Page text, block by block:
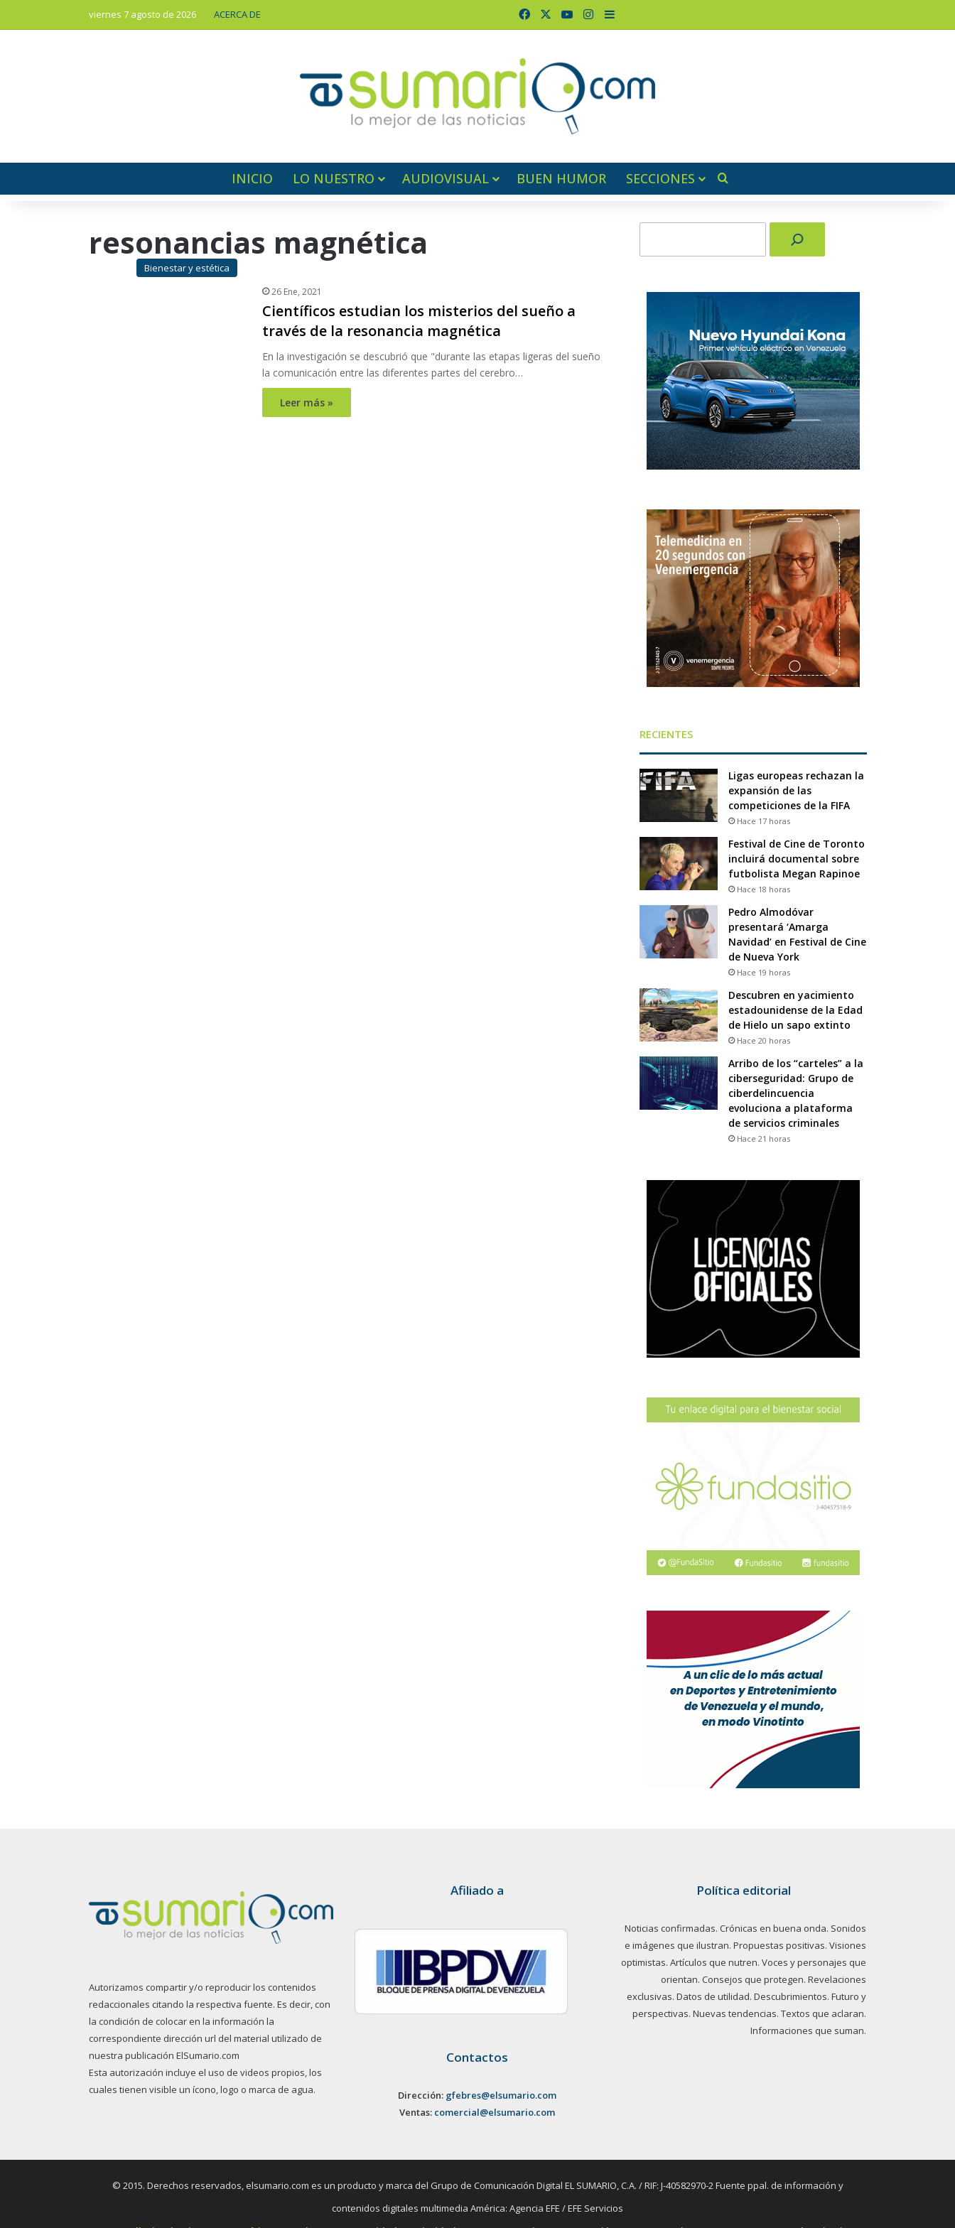
viernes 7 agosto de 2026 ACERCA DE FacebookYouTubeInstagram
Barra lateral
INICIO LO NUESTRO AUDIOVISUAL BUEN HUMOR SECCIONES
resonancias magnética
Bienestar y estética
26 Ene, 2021
Científicos estudian los misterios del sueño a
través de la resonancia magnética
En la investigación se descubrió que "durante las etapas ligeras del sueño
la comunicación entre las diferentes partes del cerebro…
Leer más »
RECIENTES
Ligas europeas rechazan la
expansión de las
competiciones de la FIFA
Hace 17 horas
Festival de Cine de Toronto
incluirá documental sobre
futbolista Megan Rapinoe
Hace 18 horas
Pedro Almodóvar
presentará ‘Amarga
Navidad’ en Festival de Cine
de Nueva York
Hace 19 horas
Descubren en yacimiento
estadounidense de la Edad
de Hielo un sapo extinto
Hace 20 horas
Arribo de los “carteles” a la
ciberseguridad: Grupo de
ciberdelincuencia
evoluciona a plataforma
de servicios criminales
Hace 21 horas
Autorizamos compartir y/o reproducir los contenidos
redaccionales citando la respectiva fuente. Es decir, con
la condición de colocar en la información la
correspondiente dirección url del material utilizado de
nuestra publicación ElSumario.com
Esta autorización incluye el uso de videos propios, los
cuales tienen visible un ícono, logo o marca de agua.
Afiliado a
Contactos
Dirección: gfebres@elsumario.com
Ventas: comercial@elsumario.com
Política editorial
Noticias confirmadas. Crónicas en buena onda. Sonidos
e imágenes que ilustran. Propuestas positivas. Visiones
optimistas. Artículos que nutren. Voces y personajes que
orientan. Consejos que protegen. Revelaciones
exclusivas. Datos de utilidad. Descubrimientos. Futuro y
perspectivas. Nuevas tendencias. Textos que aclaran.
Informaciones que suman.
© 2015. Derechos reservados, elsumario.com es un producto y marca del Grupo de Comunicación Digital EL SUMARIO, C.A. / RIF: J-40582970-2 Fuente ppal. de información y
contenidos digitales multimedia América: Agencia EFE / EFE Servicios